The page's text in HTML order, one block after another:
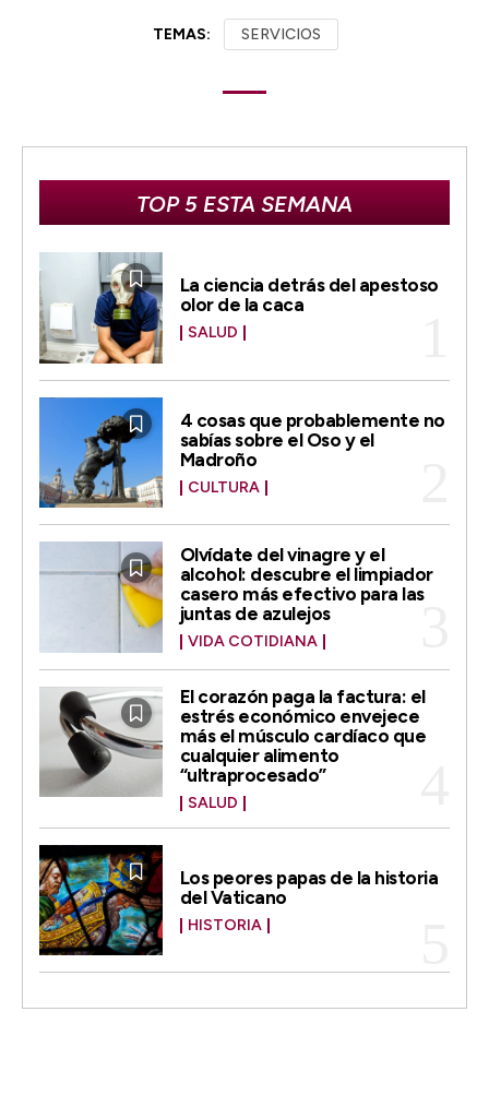
TEMAS: SERVICIOS
TOP 5 ESTA SEMANA
La ciencia detrás del apestoso
olor de la caca
SALUD
4 cosas que probablemente no
sabías sobre el Oso y el
Madroño
CULTURA
Olvídate del vinagre y el
alcohol: descubre el limpiador
casero más efectivo para las
juntas de azulejos
VIDA COTIDIANA
El corazón paga la factura: el
estrés económico envejece
más el músculo cardíaco que
cualquier alimento
“ultraprocesado”
SALUD
Los peores papas de la historia
del Vaticano
HISTORIA